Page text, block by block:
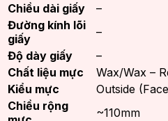
Chiều dài giấy
–
Đường kính lõi
giấy
–
Độ dày giấy
–
Chất liệu mực
Wax/Wax –
Kiểu mực
Outside
Chiều rộng
~110mm